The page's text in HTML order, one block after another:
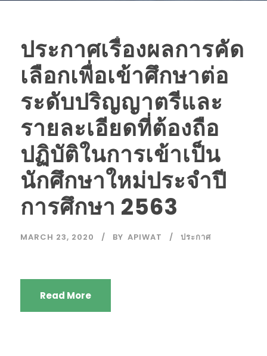
ประกาศเรื่องผลการคัด
เลือกเพื่อเข้าศึกษาต่อ
ระดับปริญญาตรีและ
รายละเอียดที่ต้องถือ
ปฏิบัติในการเข้าเป็น
นักศึกษาใหม่ประจำปี
การศึกษา 2563
MARCH 23, 2020 BY APIWAT ประกาศ
Read More